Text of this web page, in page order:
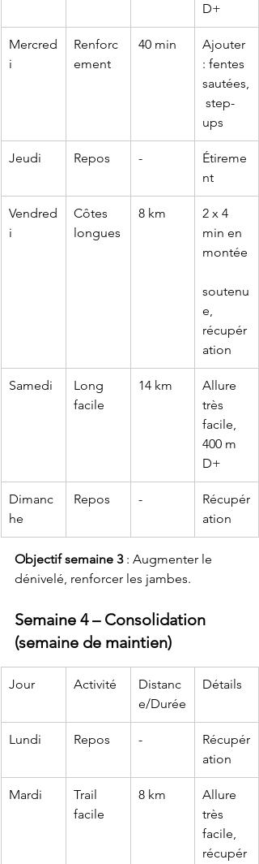
D+
Mercred
i
Renforc
ement
40 min
Ajouter
: fentes
sautées,
step-
ups
Jeudi Repos -
Étireme
nt
Vendred
i
Côtes
longues
8 km
2 x 4
min en
montée
soutenu
e,
récupér
ation
Samedi
Long
facile
14 km
Allure
très
facile,
400 m
D+
Dimanc
he
Repos -
Récupér
ation
Objectif semaine 3 : Augmenter le
dénivelé, renforcer les jambes.
Semaine 4 – Consolidation
(semaine de maintien)
Jour Activité
Distanc
e/Durée
Détails
Lundi Repos -
Récupér
ation
Mardi
Trail
facile
8 km
Allure
très
facile,
récupér